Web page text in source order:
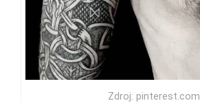
Zdroj: pinterest.com